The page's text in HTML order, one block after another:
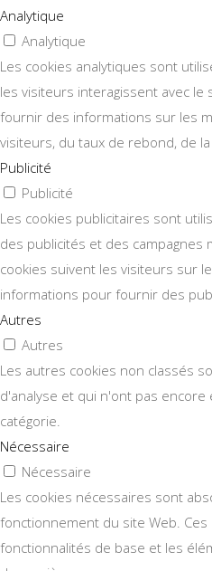
Analytique
Analytique
Les cookies analytiques sont
les visiteurs interagissent avec le
fournir des informations sur les
visiteurs, du taux de rebond, de
Publicité
Publicité
Les cookies publicitaires sont
des publicités et des campagnes
cookies suivent les visiteurs sur
informations pour fournir des
Autres
Autres
Les autres cookies non classés
d'analyse et qui n'ont pas encore
catégorie.
Nécessaire
Nécessaire
Les cookies nécessaires sont
fonctionnement du site Web.
fonctionnalités de base et les